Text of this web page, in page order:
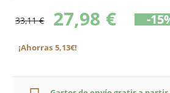
33,11 € 27,98 € -
¡Ahorras 5,13€!